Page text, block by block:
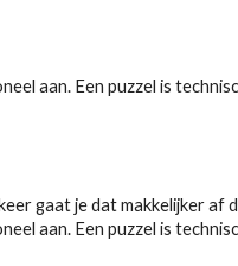
aan. Een puzzel is
gaat je dat makkelijker af
aan. Een puzzel is